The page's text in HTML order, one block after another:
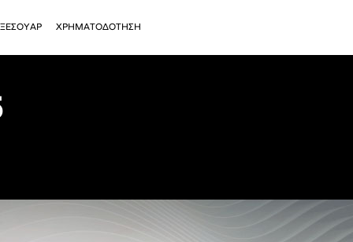
ΧΡΗΜΑΤΟΔΟΤΗΣΗ